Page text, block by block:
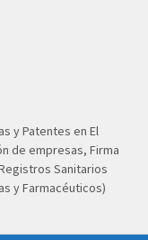
y Patentes en El
de empresas, Firma
Sanitarios
y Farmacéuticos)